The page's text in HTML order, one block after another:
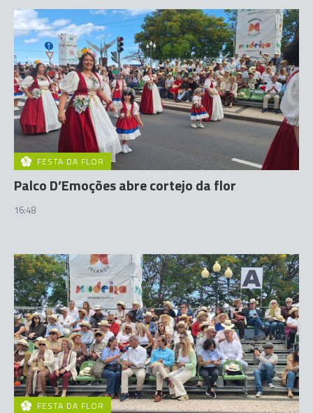
FESTA DA FLOR
Palco D’Emoções abre cortejo da flor
16:48
FESTA DA FLOR